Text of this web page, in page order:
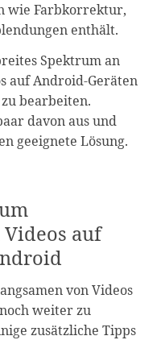
wie Farbkorrektur,
enthält.
Spektrum an
auf Android-Geräten
bearbeiten.
davon aus und
geeignete Lösung.
auf
von Videos
weiter zu
zusätzliche Tipps